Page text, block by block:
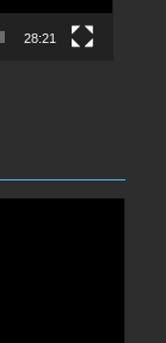
28:21